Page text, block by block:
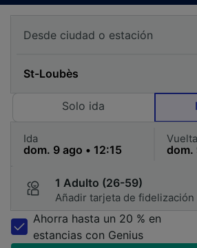
Solo ida
Ida Vuelta
1 Adulto (26-59)
Añadir tarjeta de fidelización
Ahorra hasta un 20 % en
estancias con Genius